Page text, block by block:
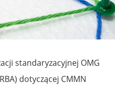
standaryzacyjnej OMG
dotyczącej CMMN